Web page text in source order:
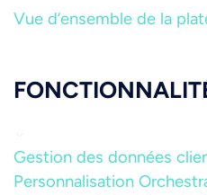
Vue d’ensemble de la
Gestion des données
Personnalisation